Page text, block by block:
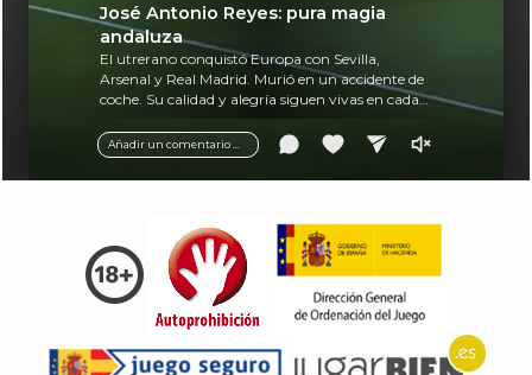
Añadir un comentario ...
José Antonio Reyes: pura magia
andaluza
El utrerano conquistó Europa con Sevilla,
Arsenal y Real Madrid. Murió en un accidente de
coche. Su calidad y alegría siguen vivas en cada